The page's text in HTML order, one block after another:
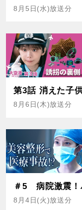
8月5日(水)放送分
第3話 消えた子
8月6日(木)放送分
＃5 病院激震！
8月4日(火)放送分